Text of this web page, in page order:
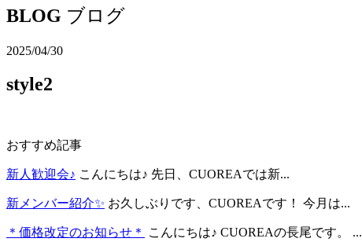
BLOG ブログ
2025/04/30
style2
おすすめ記事
新人歓迎会♪ こんにちは♪ 先日、CUOREAでは新...
新メンバー紹介✨ お久しぶりです、CUOREAです！ 今月は...
＊価格改定のお知らせ＊ こんにちは♪ CUOREAの長尾です。 ...